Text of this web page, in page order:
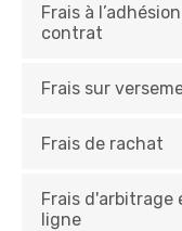
Frais à
contrat
Frais sur
Frais de rachat
Frais d'arbitrage
ligne